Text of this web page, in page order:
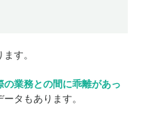
す。
業務との間に乖離があっ
タもあります。